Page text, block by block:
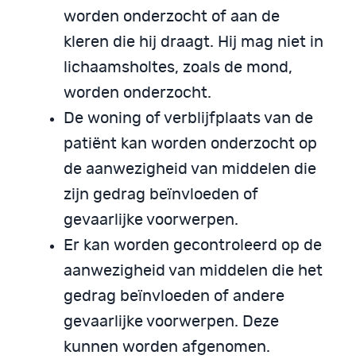
worden onderzocht of aan de
kleren die hij draagt. Hij mag niet in
lichaamsholtes, zoals de mond,
worden onderzocht.
De woning of verblijfplaats van de
patiënt kan worden onderzocht op
de aanwezigheid van middelen die
zijn gedrag beïnvloeden of
gevaarlijke voorwerpen.
Er kan worden gecontroleerd op de
aanwezigheid van middelen die het
gedrag beïnvloeden of andere
gevaarlijke voorwerpen. Deze
kunnen worden afgenomen.